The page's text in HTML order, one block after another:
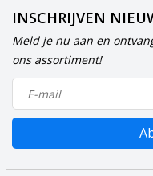
INSCHRIJVEN
Meld je nu aan en
ons assortiment!